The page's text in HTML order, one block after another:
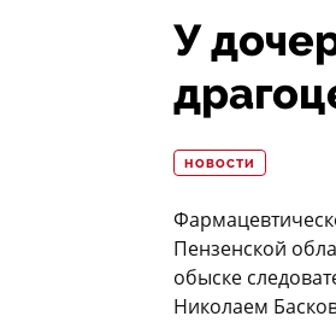
У
НОВОСТИ
Пензенской
обыске
Николаем